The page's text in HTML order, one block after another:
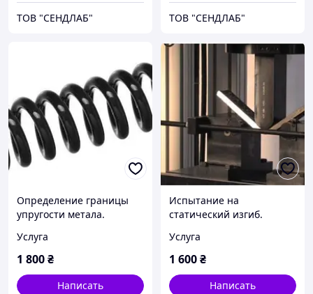
ТОВ "СЕНДЛАБ" ТОВ "СЕНДЛАБ"
Определение границы
упругости метала.
испытания металлов
Услуга
1 800₴
Написать
Испытание на
статический изгиб.
испытания металлов.
Услуга
1 600₴
Написать